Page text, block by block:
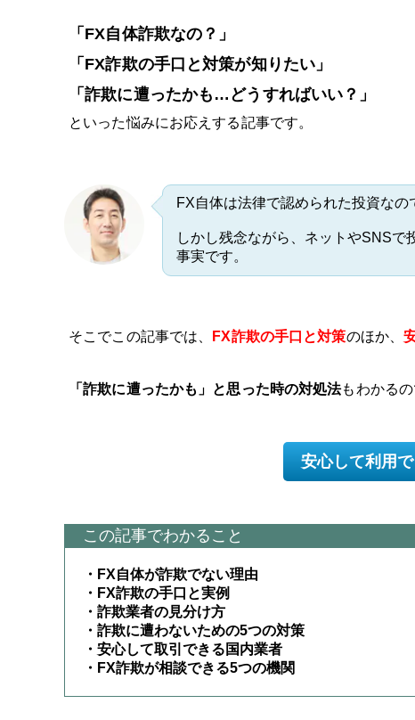
「FX自体詐欺なの？」
「FX詐欺の手口と対策が知りたい」
「詐欺に遭ったかも…どうすればいい？」
といった悩みにお応えする記事です。
FX自体は法律で認められた投資なの
しかし残念ながら、ネットやSNSで
事実です。
そこでこの記事では、 FX詐欺の手口と対策のほか、
「詐欺に遭ったかも」と思った時の対処法もわかる
安心して利用
この記事でわかること
・FX自体が詐欺でない理由
・FX詐欺の手口と実例
・詐欺業者の見分け方
・詐欺に遭わないための5つの対策
・安心して取引できる国内業者
・FX詐欺が相談できる5つの機関